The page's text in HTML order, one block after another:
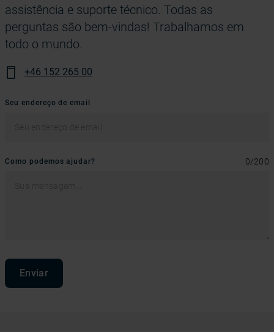
assistência e suporte técnico. Todas as
perguntas são bem-vindas! Trabalhamos em
todo o mundo.
+46 152 265 00
Seu endereço de email
Como podemos ajudar? 0/200
Enviar